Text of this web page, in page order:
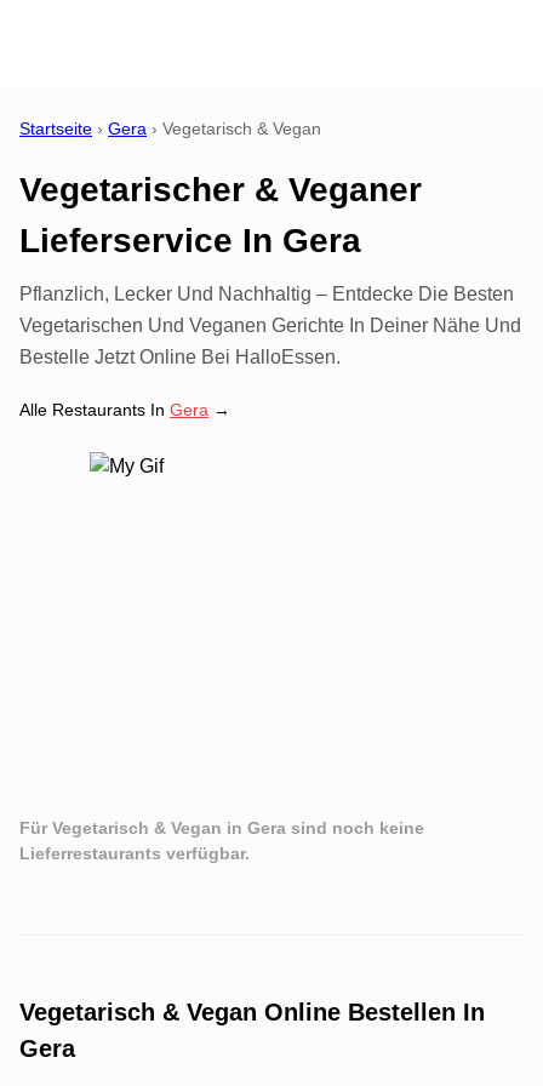
Startseite › Gera › Vegetarisch & Vegan
Vegetarischer & Veganer
Lieferservice In Gera
Pflanzlich, Lecker Und Nachhaltig – Entdecke Die Besten
Vegetarischen Und Veganen Gerichte In Deiner Nähe Und
Bestelle Jetzt Online Bei HalloEssen.
Alle Restaurants In Gera →
Für Vegetarisch & Vegan in Gera sind noch keine
Lieferrestaurants verfügbar.
Vegetarisch & Vegan Online Bestellen In
Gera